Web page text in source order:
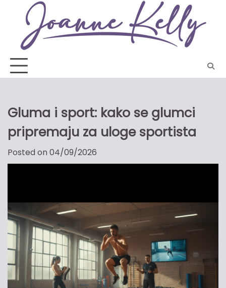
content
Gluma i sport: kako se glumci
pripremaju za uloge sportista
Posted on 04/09/2026